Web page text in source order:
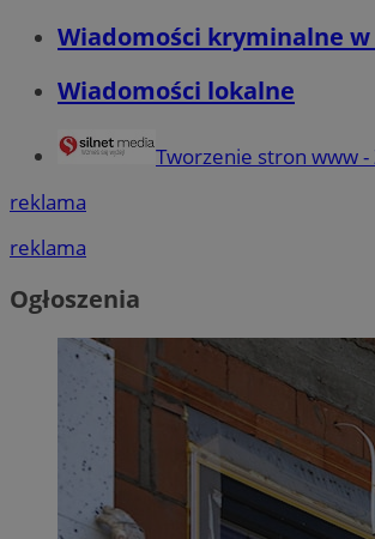
Wiadomości kryminalne w
Wiadomości lokalne
Tworzenie stron www -
reklama
reklama
Ogłoszenia